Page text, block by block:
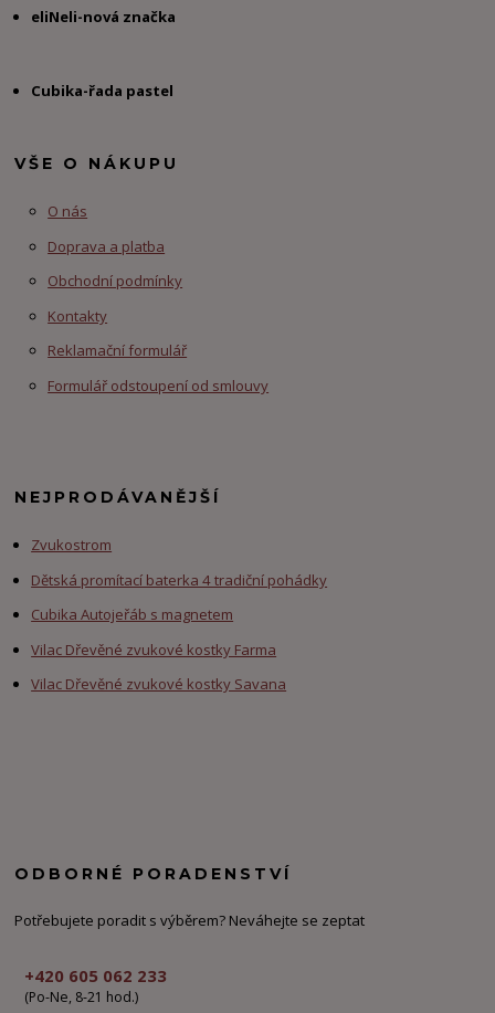
eliNeli-nová značka
Cubika-řada pastel
VŠE O NÁKUPU
O nás
Doprava a platba
Obchodní podmínky
Kontakty
Reklamační formulář
Formulář odstoupení od smlouvy
NEJPRODÁVANĚJŠÍ
Zvukostrom
Dětská promítací baterka 4 tradiční pohádky
Cubika Autojeřáb s magnetem
Vilac Dřevěné zvukové kostky Farma
Vilac Dřevěné zvukové kostky Savana
ODBORNÉ PORADENSTVÍ
Potřebujete poradit s výběrem? Neváhejte se zeptat
+420 605 062 233
(Po-Ne, 8-21 hod.)